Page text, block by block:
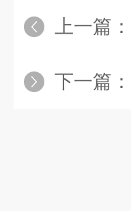
上一篇：
下一篇：